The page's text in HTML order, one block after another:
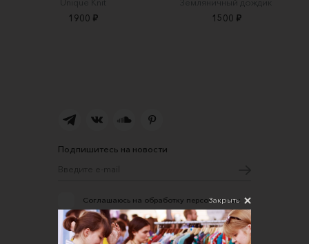
Unique Knit
1900 ₽
Земляничный дождик
1500 ₽
Подпишитесь на новости
Соглашаюсь на обработку персональных
данных в соответствии
Политикой конфиденциальности
О нас
Закрыть